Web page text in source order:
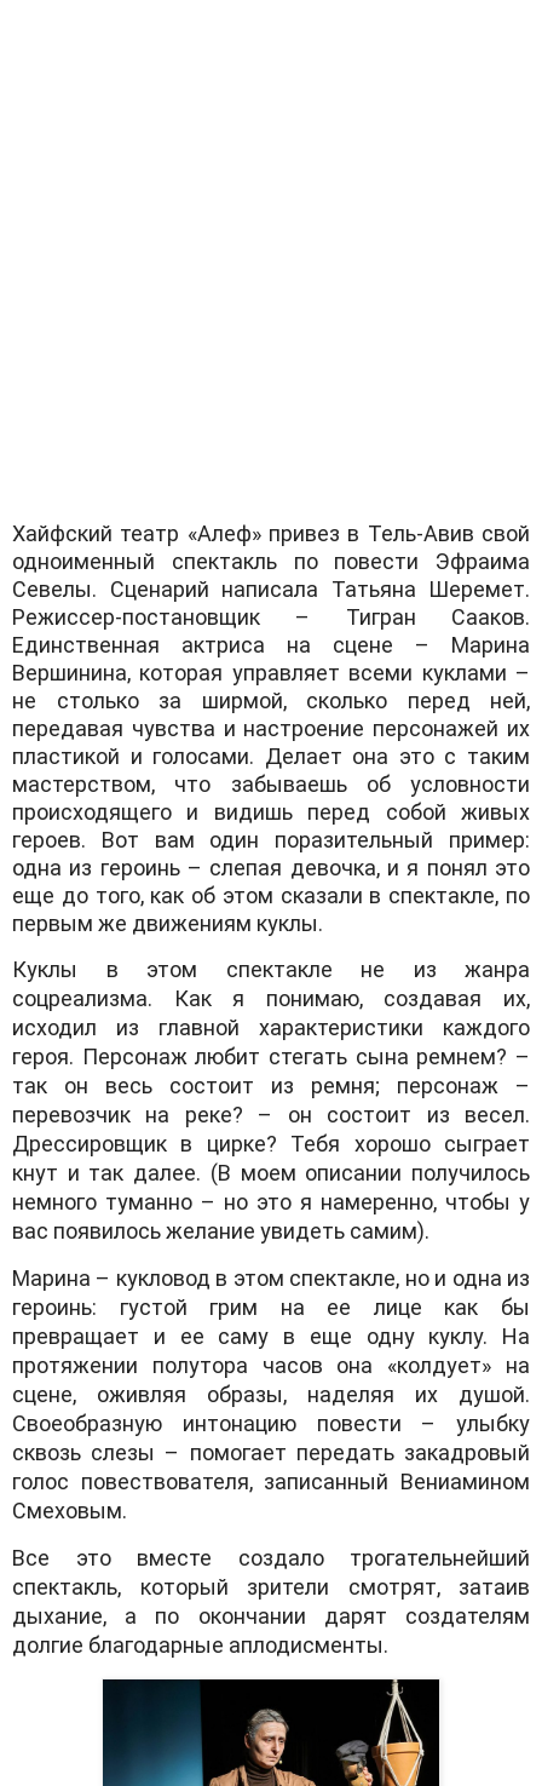
Хайфский театр «Алеф» привез в Тель-Авив свой
одноименный спектакль по повести Эфраима
Севелы. Сценарий написала Татьяна Шеремет.
Режиссер-постановщик – Тигран Сааков.
Единственная актриса на сцене – Марина
Вершинина, которая управляет всеми куклами –
не столько за ширмой, сколько перед ней,
передавая чувства и настроение персонажей их
пластикой и голосами. Делает она это с таким
мастерством, что забываешь об условности
происходящего и видишь перед собой живых
героев. Вот вам один поразительный пример:
одна из героинь – слепая девочка, и я понял это
еще до того, как об этом сказали в спектакле, по
первым же движениям куклы.
Куклы в этом спектакле не из жанра
соцреализма. Как я понимаю, создавая их,
исходил из главной характеристики каждого
героя. Персонаж любит стегать сына ремнем? –
так он весь состоит из ремня; персонаж –
перевозчик на реке? – он состоит из весел.
Дрессировщик в цирке? Тебя хорошо сыграет
кнут и так далее. (В моем описании получилось
немного туманно – но это я намеренно, чтобы у
вас появилось желание увидеть самим).
Марина – кукловод в этом спектакле, но и одна из
героинь: густой грим на ее лице как бы
превращает и ее саму в еще одну куклу. На
протяжении полутора часов она «колдует» на
сцене, оживляя образы, наделяя их душой.
Своеобразную интонацию повести – улыбку
сквозь слезы – помогает передать закадровый
голос повествователя, записанный Вениамином
Смеховым.
Все это вместе создало трогательнейший
спектакль, который зрители смотрят, затаив
дыхание, а по окончании дарят создателям
долгие благодарные аплодисменты.